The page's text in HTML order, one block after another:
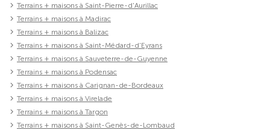
Terrains + maisons à Saint-Pierre-d'Aurillac
Terrains + maisons à Madirac
Terrains + maisons à Balizac
Terrains + maisons à Saint-Médard-d'Eyrans
Terrains + maisons à Sauveterre-de-Guyenne
Terrains + maisons à Podensac
Terrains + maisons à Carignan-de-Bordeaux
Terrains + maisons à Virelade
Terrains + maisons à Targon
Terrains + maisons à Saint-Genès-de-Lombaud